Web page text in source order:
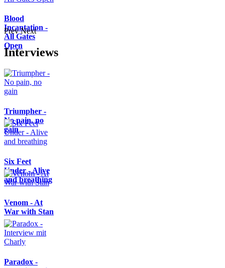
Blood
Incantation -
All Gates
Open
Prev Next
Interviews
Triumpher -
No pain, no
gain
Six Feet
Under - Alive
and breathing
Venom - At
War with Stan
Paradox -